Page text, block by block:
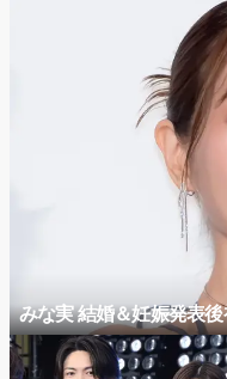
みな実 結婚＆妊娠発表